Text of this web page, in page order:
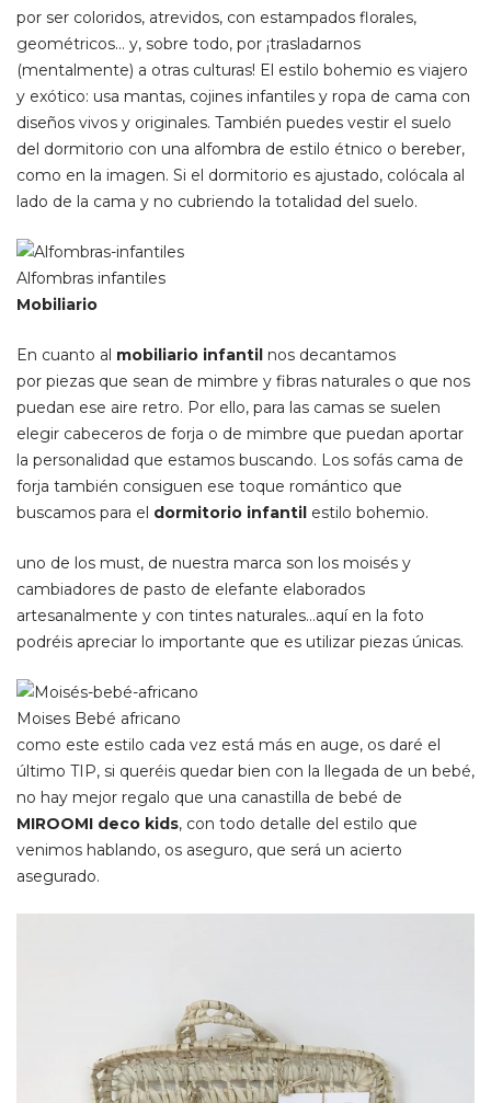
por ser coloridos, atrevidos, con estampados florales,
geométricos… y, sobre todo, por ¡trasladarnos
(mentalmente) a otras culturas! El estilo bohemio es viajero
y exótico: usa mantas, cojines infantiles y ropa de cama con
diseños vivos y originales. También puedes vestir el suelo
del dormitorio con una alfombra de estilo étnico o bereber,
como en la imagen. Si el dormitorio es ajustado, colócala al
lado de la cama y no cubriendo la totalidad del suelo.
Alfombras infantiles
Mobiliario
En cuanto al mobiliario infantil nos decantamos
por piezas que sean de mimbre y fibras naturales o que nos
puedan ese aire retro. Por ello, para las camas se suelen
elegir cabeceros de forja o de mimbre que puedan aportar
la personalidad que estamos buscando. Los sofás cama de
forja también consiguen ese toque romántico que
buscamos para el dormitorio infantil estilo bohemio.
uno de los must, de nuestra marca son los moisés y
cambiadores de pasto de elefante elaborados
artesanalmente y con tintes naturales…aquí en la foto
podréis apreciar lo importante que es utilizar piezas únicas.
Moises Bebé africano
como este estilo cada vez está más en auge, os daré el
último TIP, si queréis quedar bien con la llegada de un bebé,
no hay mejor regalo que una canastilla de bebé de
MIROOMI deco kids, con todo detalle del estilo que
venimos hablando, os aseguro, que será un acierto
asegurado.